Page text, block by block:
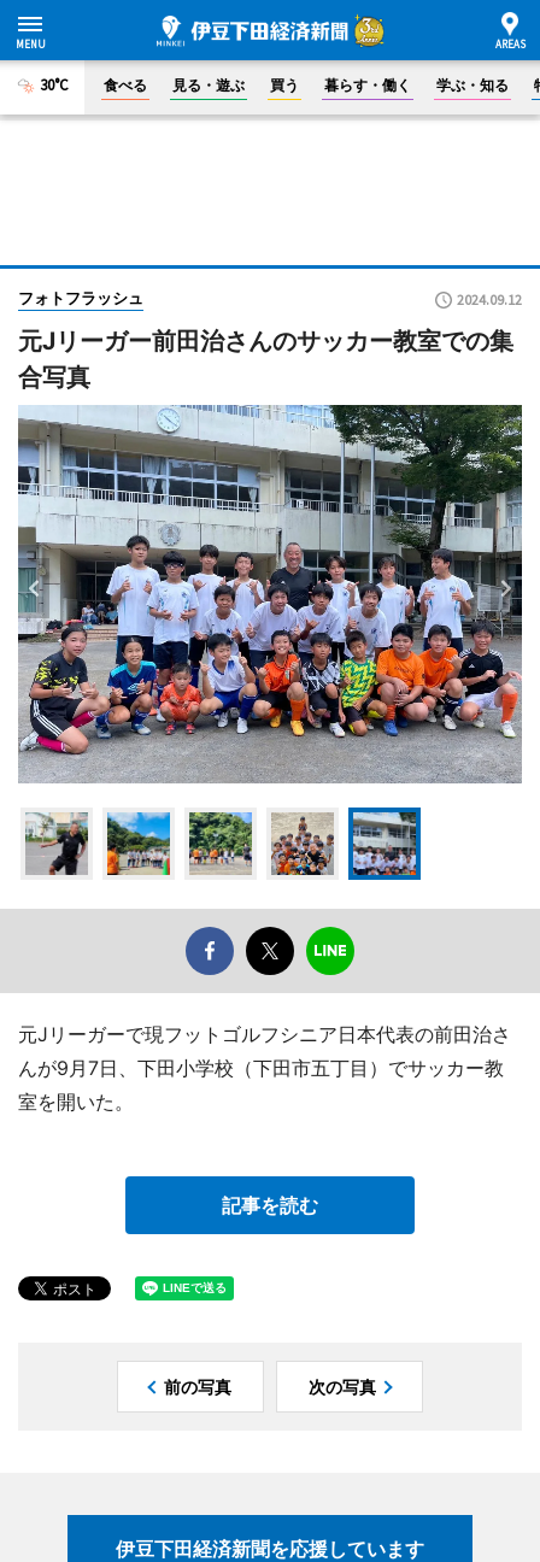
30°C 食べる 見る・遊ぶ 買う 暮らす・働く 学ぶ・知る
フォトフラッシュ 2024.09.12
元Jリーガー前田治さんのサッカー教室での集
合写真
元Jリーガーで現フットゴルフシニア日本代表の前田治さ
んが9月7日、下田小学校（下田市五丁目）でサッカー教
室を開いた。
記事を読む
前の写真 次の写真
伊豆下田経済新聞を応援しています